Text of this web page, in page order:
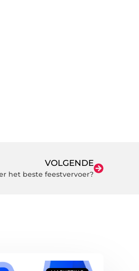
VOLGENDE
het beste feestvervoer?